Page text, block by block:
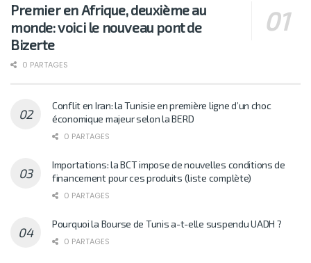
Premier en Afrique, deuxième au
monde: voici le nouveau pont de
Bizerte
0 PARTAGES
Conflit en Iran: la Tunisie en première ligne d’un choc
économique majeur selon la BERD
0 PARTAGES
Importations: la BCT impose de nouvelles conditions de
financement pour ces produits (liste complète)
0 PARTAGES
Pourquoi la Bourse de Tunis a-t-elle suspendu UADH ?
0 PARTAGES